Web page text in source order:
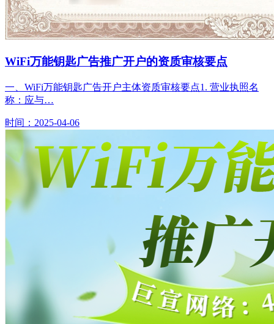
WiFi万能钥匙广告推广开户的资质审核要点
一、WiFi万能钥匙广告开户主体资质审核要点1. 营业执照名
称：应与…
时间：2025-04-06